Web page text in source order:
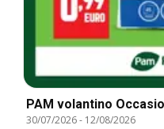
PAM volantino
30/07/2026- 12/08/2026